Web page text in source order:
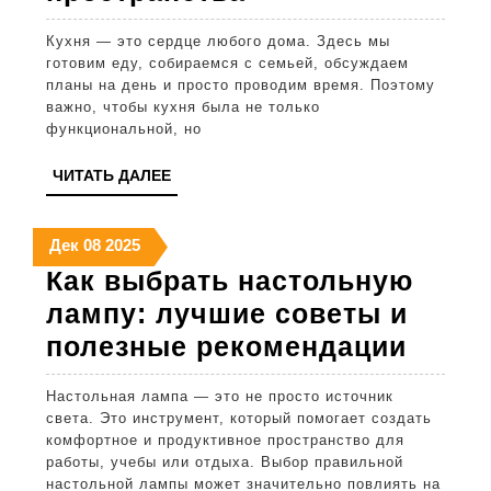
выбрать
декор
для
кухни:
оформления
пространства
Кухня — это сердце любого дома. Здесь мы
готовим еду, собираемся с семьей, обсуждаем
планы на день и просто проводим время. Поэтому
важно, чтобы кухня была не только
функциональной, но
ЧИТАТЬ ДАЛЕЕЧИТАТЬ
ДАЛЕЕ
Дек8
декабря
2025
088
декабря
2025
20258
декабря
2025
Как выбрать настольную
лампу: лучшие советы и
полезные рекомендации
Настольная лампа — это не просто источник
света. Это инструмент, который помогает создать
комфортное и продуктивное пространство для
работы, учебы или отдыха. Выбор правильной
настольной лампы может значительно повлиять на